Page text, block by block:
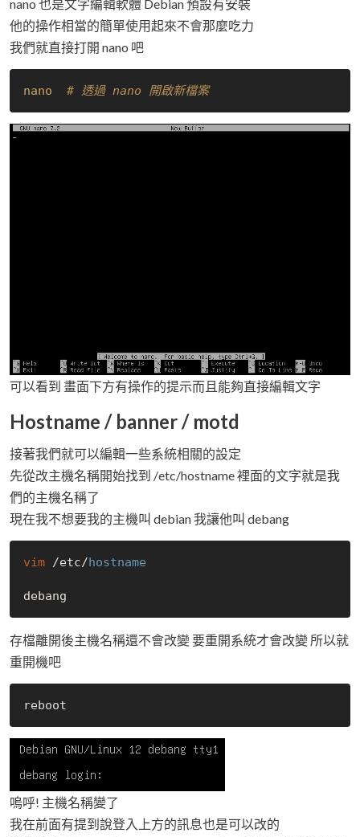
nano 也是文字編輯軟體 Debian 預設有安裝
他的操作相當的簡單使用起來不會那麼吃力
我們就直接打開 nano 吧
nano # 透過 nano 開啟新檔案
可以看到 畫面下方有操作的提示而且能夠直接編輯文字
Hostname / banner / motd
接著我們就可以編輯一些系統相關的設定
先從改主機名稱開始找到 /etc/hostname 裡面的文字就是我
們的主機名稱了
現在我不想要我的主機叫 debian 我讓他叫 debang
vim /etc/hostname
存檔離開後主機名稱還不會改變 要重開系統才會改變 所以就
重開機吧
嗚呼! 主機名稱變了
我在前面有提到說登入上方的訊息也是可以改的